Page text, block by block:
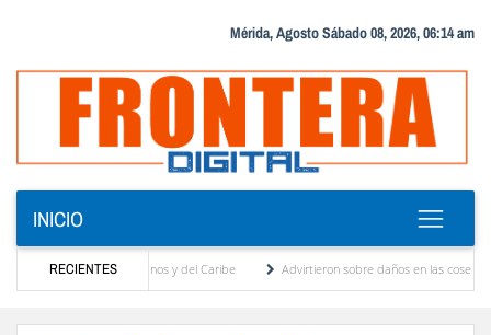
Mérida, Agosto Sábado 08, 2026, 06:14 am
INICIO
RECIENTES
Centroamericanos y del Caribe
Advirtieron sobre daños en las cosechas de